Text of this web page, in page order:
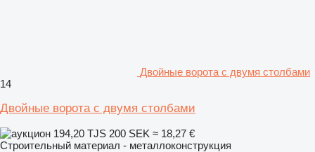
Двойные ворота с двумя столбами
14
Двойные ворота с двумя столбами
194,20 TJS 200 SEK ≈ 18,27 €
Строительный материал - металлоконструкция